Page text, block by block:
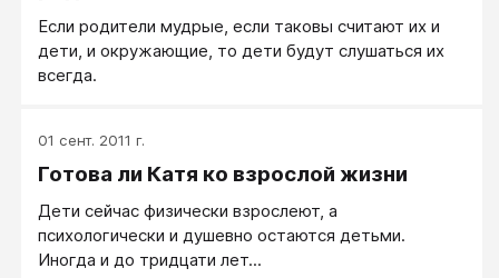
Если родители мудрые, если таковы считают их и
дети, и окружающие, то дети будут слушаться их
всегда.
01 сент. 2011 г.
Готова ли Катя ко взрослой жизни
Дети сейчас физически взрослеют, а
психологически и душевно остаются детьми.
Иногда и до тридцати лет...